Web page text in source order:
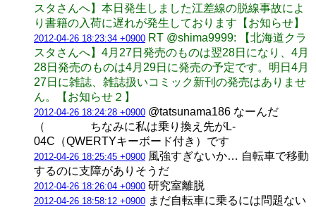
スタさんへ】本日発生しました江差線の脱線事故によ
り書籍の入荷に遅れが発生しております【お知らせ】
2012-04-26 18:23:34 +0900 RT @shima9999: 【北海道クラ
スタさんへ】4月27日発売のものは翌28日になり、4月
28日発売のものは4月29日に発売の予定です。明日4月
27日に雑誌、雑誌扱いコミック新刊の発売はありませ
ん。【お知らせ２】
2012-04-26 18:24:28 +0900 @tatsunama186 なーんだ
（ ちなみに私は乗り換え先がL-
04C（QWERTYキーボード付き）です
2012-04-26 18:25:45 +0900 風強すぎないか… 自転車で移動
するのに支障がありそうだ
2012-04-26 18:26:04 +0900 研究室離脱
2012-04-26 18:58:12 +0900 まだ自転車に乗るには問題ない